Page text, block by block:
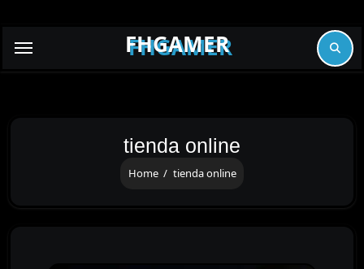
FHGAMER
tienda online
Home tienda online